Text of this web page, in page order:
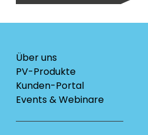
Über uns
PV-Produkte
Kunden-Portal
Events & Webinare